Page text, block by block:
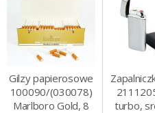
Gilzy papierosowe
100090/(030078)
Marlboro Gold, 8
turbo,